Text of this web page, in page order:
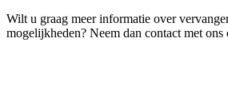
Wilt u graag meer informatie over
mogelijkheden? Neem dan contact met ons